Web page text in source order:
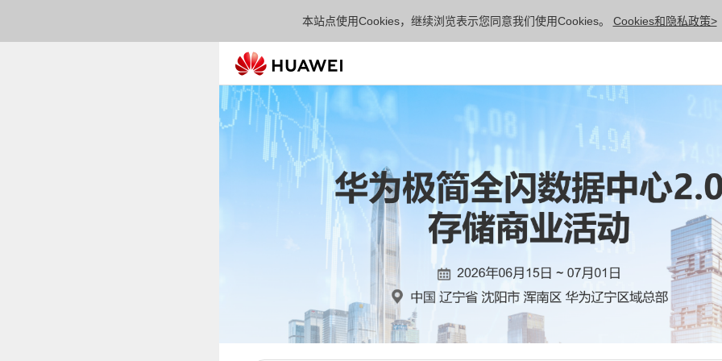
本站点使用Cookies，继续浏览表示您同意我们使用Cookies。 Cookies和隐私政策>